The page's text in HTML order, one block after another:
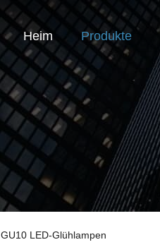
Heim Produkte
GU10 LED-Glühlampen